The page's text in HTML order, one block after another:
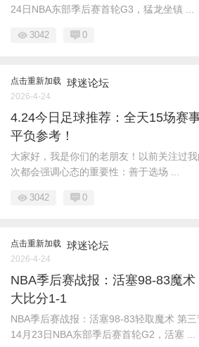
24日NBA东部季后赛首轮G3，猛龙坐镇 ...
3042 0
点击重新加载 球迷论坛
2026-4-24
4.24今日足球推荐：全天15场赛
平负参考！
大家好，我是你们的老朋友！以前关注过
次都会强调心态的重要性：善于选场 ...
3042 0
点击重新加载 球迷论坛
2026-4-24
NBA季后赛战报：活塞98-83魔
大比分1-1
NBA季后赛战报：活塞98-83轻取魔术 第
14月23日NBA东部季后赛首轮G2，活塞 ...